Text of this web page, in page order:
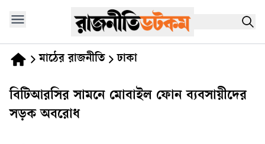
মাঠের রাজনীতি ঢাকা
‎বিটিআরসির সামনে মোবাইল ফোন ব্যবসায়ীদের
সড়ক অবরোধ